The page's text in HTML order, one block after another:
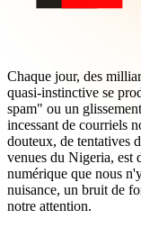
Chaque jour, des
quasi-instinctive se
spam" ou un
incessant de courriels
douteux, de tentatives
venues du Nigeria, est
numérique que nous
nuisance, un bruit de
notre attention.